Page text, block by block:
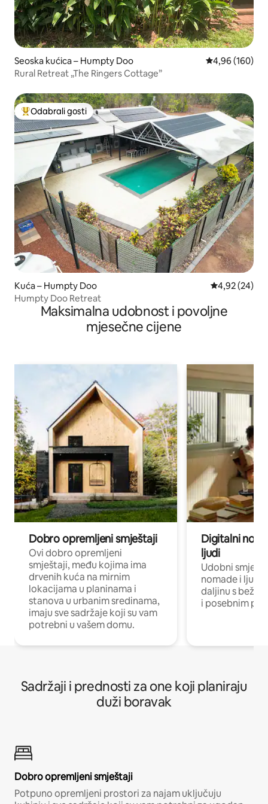
Seoska kućica – Humpty Doo Prosječna
4,96 (160)
Rural Retreat „The Ringers Cottage”
Među najviše rangiranima s oznakom „Odabrali gosti”
Odabrali gosti
Kuća – Humpty Doo Prosječna
4,92 (24)
Humpty Doo Retreat
Maksimalna udobnost i povoljne
mjesečne cijene
Dobro opremljeni smještaji
Ovi dobro opremljeni
smještaji, među kojima ima
drvenih kuća na mirnim
lokacijama u planinama i
stanova u urbanim sredinama,
imaju sve sadržaje koji su vam
potrebni u vašem domu.
Digitalni
ljudi
Udobni
nomade i ljude
daljinu s
i posebnim
Sadržaji i prednosti za one koji planiraju
duži boravak
Dobro opremljeni smještaji
Potpuno opremljeni prostori za najam uključuju